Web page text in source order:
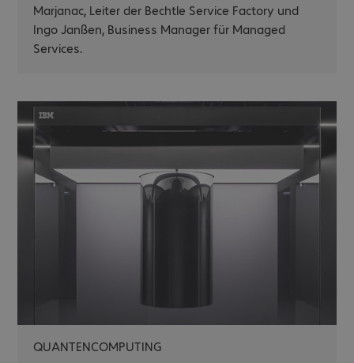
Marjanac, Leiter der Bechtle Service Factory und
Ingo Janßen, Business Manager für Managed
Services.
QUANTENCOMPUTING